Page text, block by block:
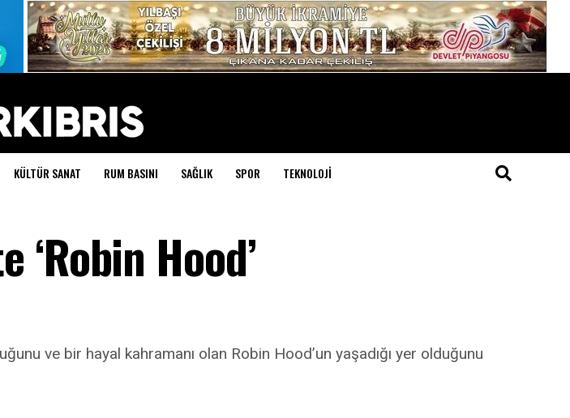
KÜLTÜR SANAT RUM BASINI SAĞLIK SPOR TEKNOLOJI
‘Robin Hood’
ve bir hayal kahramanı olan Robin Hood’un yaşadığı yer olduğunu